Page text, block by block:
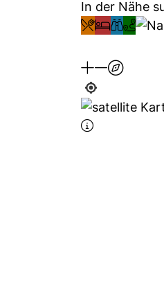
In der Nähe